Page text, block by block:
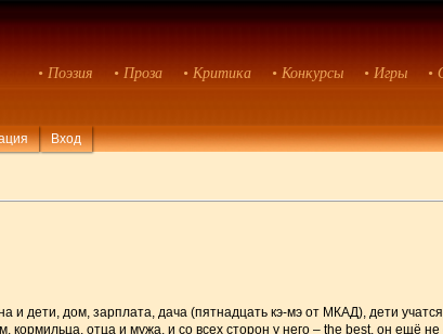
• Поэзия • Проза • Критика • Конкурсы • Игры •
Вход
и дети, дом, зарплата, дача (пятнадцать кэ-мэ от МКАД), дети
кормильца, отца и мужа, и со всех сторон у него – the best, он ещё не